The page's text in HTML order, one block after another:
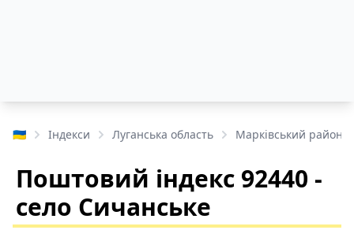
🇺🇦 Індекси Луганська область Марківський район
Поштовий індекс 92440 -
село Сичанське